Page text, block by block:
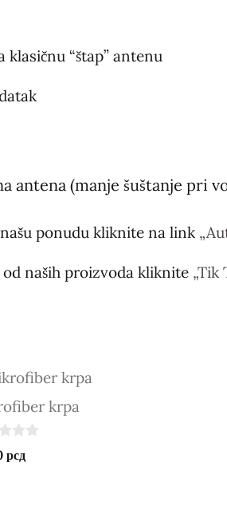
“štap” antenu
antena (manje šuštanje pri
ponudu kliknite na link
naših proizvoda kliknite „Tik
krpa
рсд